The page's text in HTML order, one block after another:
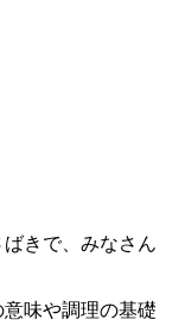
きで、みなさん
味や調理の基礎